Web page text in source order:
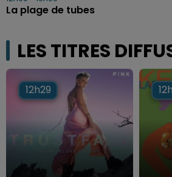
La plage de tubes
LES TITRES
12h29
12h29